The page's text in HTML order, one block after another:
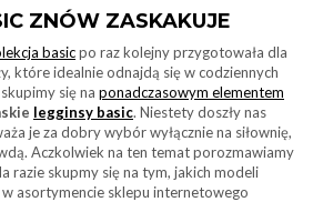
ZNÓW ZASKAKUJE
basicpo raz kolejny przygotowała dla
które idealnie odnajdą się w codziennych
się na ponadczasowym elementem
legginsy basic. Niestety doszły nas
je za dobry wybór wyłącznie na siłownię,
Aczkolwiek na ten temat porozmawiamy
razie skupmy się na tym, jakich modeli
asortymencie sklepu internetowego